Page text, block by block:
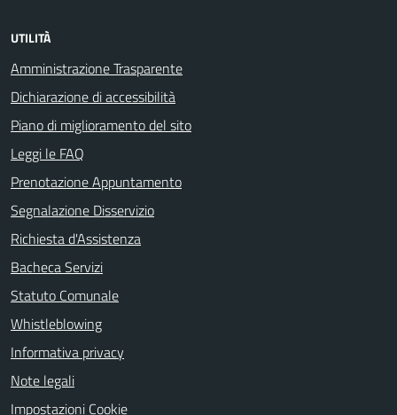
UTILITÀ
Amministrazione Trasparente
Dichiarazione di accessibilità
Piano di miglioramento del sito
Leggi le FAQ
Prenotazione Appuntamento
Segnalazione Disservizio
Richiesta d'Assistenza
Bacheca Servizi
Statuto Comunale
Whistleblowing
Informativa privacy
Note legali
Impostazioni Cookie